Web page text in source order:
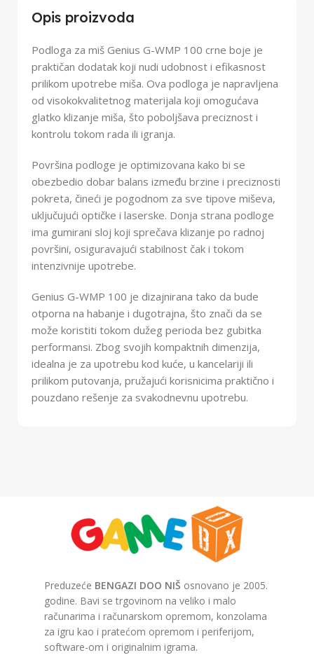
Opis proizvoda
Podloga za miš Genius G-WMP 100 crne boje je
praktičan dodatak koji nudi udobnost i efikasnost
prilikom upotrebe miša. Ova podloga je napravljena
od visokokvalitetnog materijala koji omogućava
glatko klizanje miša, što poboljšava preciznost i
kontrolu tokom rada ili igranja.
Površina podloge je optimizovana kako bi se
obezbedio dobar balans između brzine i preciznosti
pokreta, čineći je pogodnom za sve tipove miševa,
uključujući optičke i laserske. Donja strana podloge
ima gumirani sloj koji sprečava klizanje po radnoj
površini, osiguravajući stabilnost čak i tokom
intenzivnije upotrebe.
Genius G-WMP 100 je dizajnirana tako da bude
otporna na habanje i dugotrajna, što znači da se
može koristiti tokom dužeg perioda bez gubitka
performansi. Zbog svojih kompaktnih dimenzija,
idealna je za upotrebu kod kuće, u kancelariji ili
prilikom putovanja, pružajući korisnicima praktično i
pouzdano rešenje za svakodnevnu upotrebu.
Preduzeće BENGAZI DOO NIŠ osnovano je 2005.
godine. Bavi se trgovinom na veliko i malo
računarima i računarskom opremom, konzolama
za igru kao i pratećom opremom i periferijom,
software-om i originalnim igrama.